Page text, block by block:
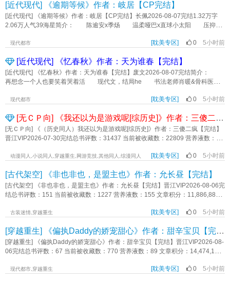
绕巨柱化作利剑，俯首为不动明王劈天斩渊又将其霜刃穿心。 传闻他死无葬
身之寸，而后从莲花降世又堕入恶道，却仍保有神格。 传闻他跟不动明王有
两个孩子。 宫粼：怎么传的都是真的？ * 发帖人：严禛 帖子主
还没复婚成功？ 2L：兴许人家就是好这口呢。 …… 匿名用户：大
肃，三界六道众生对其无不敬重，也无不畏惧。 严禛知晓宫粼天性恶劣，热
衷玩弄真心。 也知晓宫粼与他判若天渊，道不同不相为谋。 他还知晓，
自己不可撼动的秩序被宫粼不费一兵一卒地摧毁，缴械投降。 他怎么会真的
发蓝眼控制欲爆表圣父圣洁圣明三位一体醋王攻×唯恐天下不乱蛊惑人心阴森艳丽
苍白邪物大美人受 食用指南 1.朱雀神鸟×纯白大蛇。 2.攻受只有彼
此，爱得死去活来作天作地，会物理性互殴，早期死对头受每天吃饭睡觉给攻使
绊子，回忆杀攻对受有锁链打尾钉刻印强制等惩戒行为。 3.有孩子，目前两
条，设定体系熬煮乱炖，整体基调为狗血玄幻老娘舅插播1818黄金眼。 4.自
割腿肉O~O PS.谢谢巳巳约的西幻paro下次一定写qwq 内容标签： 生子
灵异神怪 破镜重圆 天作之合 相爱相杀 现代架空 主角：严禛，宫粼 ┃ 配角：
霜山禛，霜山粼，水墨禛，水墨粼，前夫禛（民国.ver），前妻粼（民国.ver），
朝昙画卷，贴贴（师徒.ver），迷你禛（冻原.ver），迷你粼（冻原.ver），濯雨
禛（飞天.ver），逐流粼（飞天.ver），不动明王，俱利伽罗，天使长禛，大恶魔
粼，两个宝宝，雀雀（宝丽来.ve，蛇蛇（宝丽来.ver） 一句话简介：#原来是
复婚啊那没事了 立意：犹如莲花不着水，亦如日月不住空。《烈池焚粼》作
者：云雨积
光滑平整的栗余闯进了陈屹晭的视线。 看透栗余愚蠢、虚荣、懒惰、爱贪小
便宜的本性，陈屹晭不费什么功夫就把人骗到了手里攥着。 但慢慢的，陈屹
晭发现，栗余的蠢、栗余的坏并不是天生的，只是从来没有人好好教导过他，所
于是陈屹晭把栗余从头到尾从里到外重新养了一遍，眼看栗余变得善良、上进、
他谁也不愿意养的那种才罢手。 栗余：“陈屹晭，他们说我是你养的金丝雀，
但是我不相信。” 陈屹晭：“说说看，为什么不信？” 栗余（冷笑三
声）：“别人的金丝雀得到了豪车、别墅、奢侈品和数不清的钱。而你，每个月只
陈屹晭：“……”《陈总家的小心眼儿铜丝雀》作者：大牛宝
[近代现代] 《逾期等候》作者：岐居【CP完结】
[近代现代] 《逾期等候》作者：岐居【CP完结】长佩2026-08-07完结1.32万字
2.06万人气39海星简介： 陈逾安x季炀 温柔哑巴x直球小太阳 压抑爱
陈逾安结婚的那一刻，说不清的感情无疾而终，季炀选择离开。 很多年后，
HE 双向奔赴 轻喜剧 哑巴受 竹马竹马 第一人称《逾期等候》作者：岐居
现代都市 [耽美专区] 0 5小时前
[近代现代] 《忆春秋》作者：天为谁春【完结】
[近代现代] 《忆春秋》作者：天为谁春【完结】废文2026-08-07完结简介：
再想念一个人也要笑着哭着活 现代文，结局he 书法老师肖暖&骨科医生
克制（攻） 这一年夏天，在医院走廊，段燚用一瓶水结交了知根知底的朋
可偏偏这次出了差错，药卡在喉咙，上不去，也下不来。 他接受了这份好，
一接受就是永远。 再后来，秋风飒飒的夜晚，闷热空气突然清凉。段燚小心
翼翼地说:等相爱时定大哭一场。 肖暖以为是场玩笑漫不经心道:那也不要哭，
受到我的爱，其他的无所谓。 如果终点是你的话，一直等也没什么我等就
创小说 - BL - 长篇 - 完结-现代 - HE - 治愈 - 励志-强强《忆春秋》作者：天为谁春
现代都市 [耽美专区] 0 5小时前
[无ＣＰ向] 《我还以为是游戏呢[综历史]》作者：三傻二疯【完结】
[无ＣＰ向] 《（历史同人）我还以为是游戏呢[综历史]》作者：三傻二疯【完结】
晋江VIP2026-07-30完结总书评数：31437 当前被收藏数：22809 营养液数：
日收到了一家全息公司的邀请函，邀请他体验一款号称1:1复刻现实的综合历史类
游戏世界。不过，这个游戏似乎也过于真实了一点。比如说，当他遵从粉丝建
议，在以大明背景的游戏世界高声朗诵完《西游记》后，迎来的居然不是崇拜和
赞美，而是惊恐和尖叫；然后一把镣铐铐上手腕，直接把他拎进了诏狱。杨
自己的幕后黑手。“这么说，你就是飞玄真君嘉靖帝？”他看着面前的黄衣老登，诧
呆若木鸡的飞玄真君清妙帝君嘉靖皇帝微微一笑，让出了身后脸拉得比芒果更长
的老头:“这位是大明太祖高皇帝，朱洪武陛下，昨日才被我用还魂技能唤醒，对现
在的局势可能不太熟悉……那么，需要我为你们祖孙腾一点单独相处的空间
那么现在请大家点击下方按钮，认为嘉靖皇帝能从朱洪武铜头皮带下逃出生天的
动漫同人,小说同人,穿越重生,网游竞技,其他同人,综漫同人 [耽美专区] 0 5小时前
[古代架空] 《非也非也，是盟主也》作者：允长昼【完结】
[古代架空] 《非也非也，是盟主也》作者：允长昼【完结】晋江VIP2026-08-06完
结总书评数：151 当前被收藏数：1227 营养液数：155 文章积分：11,886,883
武林大会。看着自己腰间价值连城的玉佩和绝顶高手的筋骨，他悟了——自己是
钱。”乞丐一脸可怜地给他扔了铜板，侠客没好气地翻个白眼，只有路上捡到的重
伤帅哥对此深信不疑，还心甘情愿做他的跟班兼保镖，洗衣做饭打架疗伤一条
龙。陈非也感动坏了：“放心，等我一统江湖，你就是一人之下万人之上！”荧照低
翻一窝山贼，每次闯完祸就缩在荧照身后，探出半个脑袋喊：“给我上！”荧照便真
古装迷情,穿越重生 [耽美专区] 0 5小时前
[穿越重生] 《偏执Daddy的娇宠甜心》作者：甜辛宝贝【完结】
[穿越重生] 《偏执Daddy的娇宠甜心》作者：甜辛宝贝【完结】晋江VIP2026-08-
06完结总书评数：67 当前被收藏数：770 营养液数：89 文章积分：14,474,115
学派对，中途去洗手间的功夫，推开门，四周景色突变，他竟然穿越到了十年
现代都市,穿越重生 [耽美专区] 0 5小时前